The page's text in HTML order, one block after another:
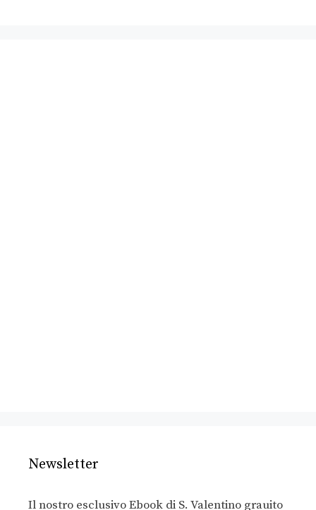
Newsletter
Il nostro esclusivo Ebook di S. Valentino grauito